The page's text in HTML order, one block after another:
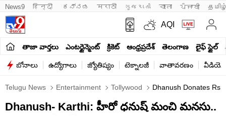
News9 हिन्दी ಕನ್ನಡ मराठी ગુજરાતી বাংলা ਪੰਜਾਬੀ
AQI
తాజా వార్తలు ఎంటర్టైన్మెంట్ క్రికెట్ ఆంధ్రప్రదేశ్ తెలంగాణ లైఫ్ స్టైల్
బోనాలు ఉద్యోగాలు జ్యోతిష్యం టెక్నాలజీ వాతావరణం
Telugu News Entertainment Tollywood Dhanush Donates Rs
Dhanush- Karthi: హీరో ధనుష్ మంచి మనసు..